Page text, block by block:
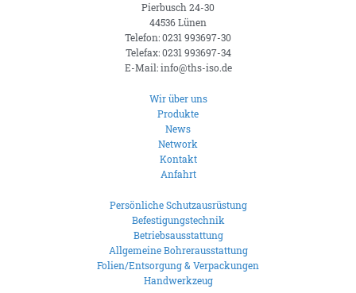
Pierbusch 24-30
44536 Lünen
Telefon: 0231 993697-30
Telefax: 0231 993697-34
E-Mail: info@ths-iso.de
Wir über uns
Produkte
News
Network
Kontakt
Anfahrt
Persönliche Schutzausrüstung
Befestigungstechnik
Betriebsausstattung
Allgemeine Bohrerausstattung
Folien/Entsorgung & Verpackungen
Handwerkzeug